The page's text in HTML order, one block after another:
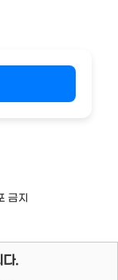
금지
다.